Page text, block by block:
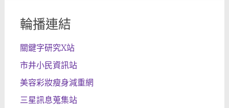
輪播連結
關鍵字研究X站
市井小民資訊站
美容彩妝瘦身減重網
三星訊息蒐集站